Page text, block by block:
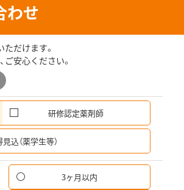
わせ
だけます。
安心ください。
研修認定薬剤師
込（薬学生等）
3ヶ月以内